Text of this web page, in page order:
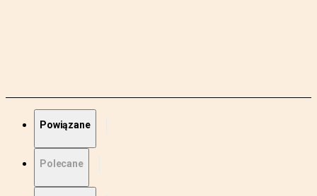
Powiązane
Polecane